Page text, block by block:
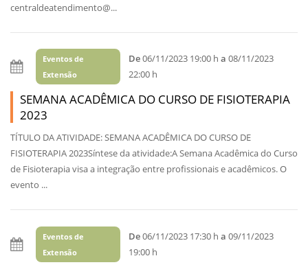
centraldeatendimento@...
Eventos de
Extensão
De06/11/2023 19:00 ha 08/11/2023
22:00 h
SEMANA ACADÊMICA DO CURSO DE FISIOTERAPIA
2023
TÍTULO DA ATIVIDADE: SEMANA ACADÊMICA DO CURSO DE
FISIOTERAPIA 2023Síntese da atividade:A Semana Acadêmica do Curso
de Fisioterapia visa a integração entre profissionais e acadêmicos. O
evento ...
Eventos de
Extensão
De06/11/2023 17:30 ha 09/11/2023
19:00 h